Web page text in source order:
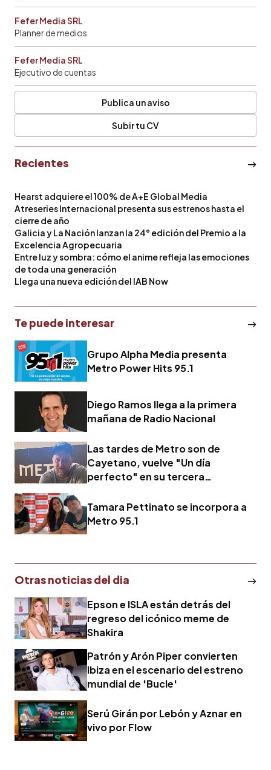
Fefer Media SRL
Planner de medios
Fefer Media SRL
Ejecutivo de cuentas
Publica un aviso
Subir tu CV
Recientes
Hearst adquiere el 100% de A+E Global Media
Atreseries Internacional presenta sus estrenos hasta el
cierre de año
Galicia y La Nación lanzan la 24° edición del Premio a la
Excelencia Agropecuaria
Entre luz y sombra: cómo el anime refleja las emociones
de toda una generación
Llega una nueva edición del IAB Now
Te puede interesar
Grupo Alpha Media presenta
Metro Power Hits 95.1
Diego Ramos llega a la primera
mañana de Radio Nacional
Las tardes de Metro son de
Cayetano, vuelve "Un día
perfecto" en su tercera
Tamara Pettinato se incorpora a
Metro 95.1
Otras noticias del dia
Epson e ISLA están detrás del
regreso del icónico meme de
Shakira
Patrón y Arón Piper convierten
Ibiza en el escenario del estreno
mundial de 'Bucle'
Serú Girán por Lebón y Aznar en
vivo por Flow